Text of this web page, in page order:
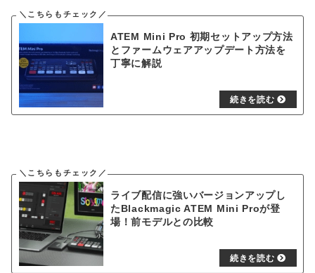
ATEM Mini Pro 初期セットアップ方法
とファームウェアアップデート方法を
丁寧に解説
ライブ配信に強いバージョンアップし
たBlackmagic ATEM Mini Proが登
場！前モデルとの比較